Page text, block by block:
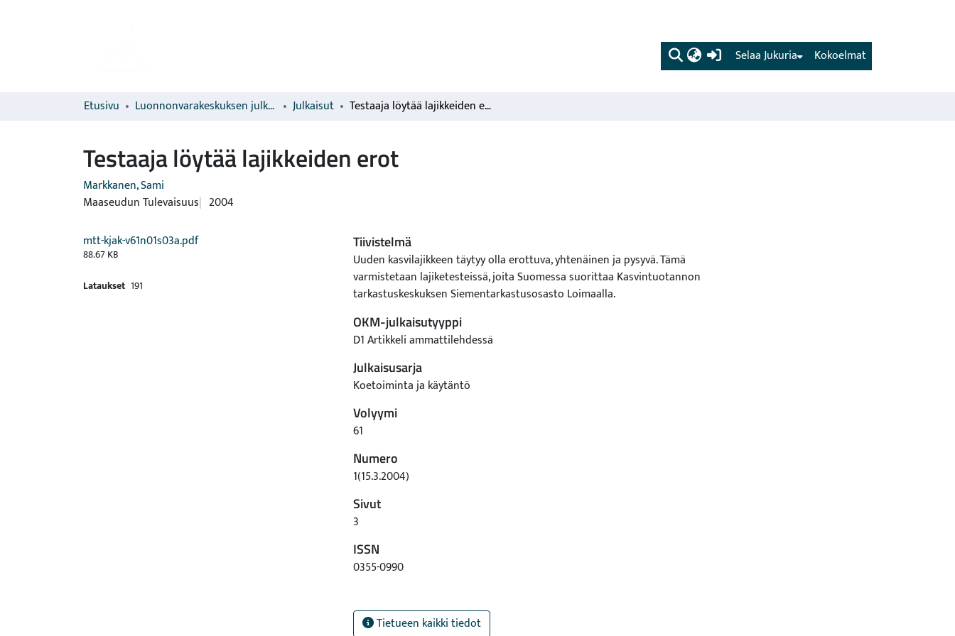
(current) Kokoelmat
Selaa Jukuria
Etusivu Luonnonvarakeskuksen julkaisut Julkaisut Testaaja löytää lajikkeiden erot
Testaaja löytää lajikkeiden erot
Markkanen, Sami
Maaseudun Tulevaisuus 2004
mtt-kjak-v61n01s03a.pdf
88.67 KB
Lataukset 191
Tiivistelmä
Uuden kasvilajikkeen täytyy olla erottuva, yhtenäinen ja pysyvä. Tämä
varmistetaan lajiketesteissä, joita Suomessa suorittaa Kasvintuotannon
tarkastuskeskuksen Siementarkastusosasto Loimaalla.
OKM-julkaisutyyppi
D1 Artikkeli ammattilehdessä
Julkaisusarja
Koetoiminta ja käytäntö
Volyymi
61
Numero
1(15.3.2004)
Sivut
3
ISSN
0355-0990
Tietueen kaikki tiedot